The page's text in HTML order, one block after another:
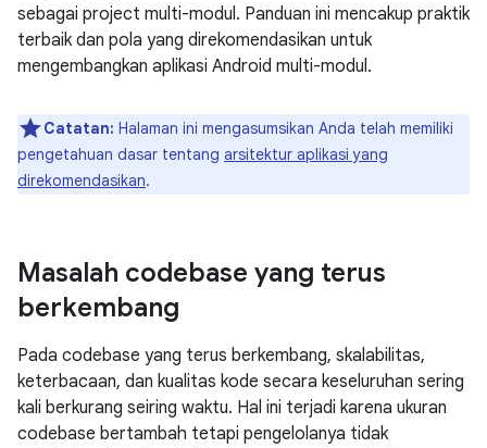
sebagai project multi-modul. Panduan ini mencakup praktik
terbaik dan pola yang direkomendasikan untuk
mengembangkan aplikasi Android multi-modul.
Catatan: Halaman ini mengasumsikan Anda telah memiliki
pengetahuan dasar tentang arsitektur aplikasi yang
direkomendasikan.
Masalah codebase yang terus
berkembang
Pada codebase yang terus berkembang, skalabilitas,
keterbacaan, dan kualitas kode secara keseluruhan sering
kali berkurang seiring waktu. Hal ini terjadi karena ukuran
codebase bertambah tetapi pengelolanya tidak